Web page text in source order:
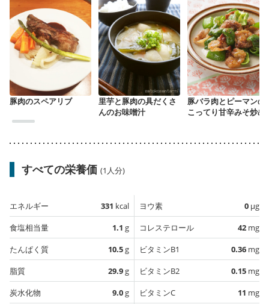
豚肉のスペアリブ
里芋と豚肉の具だくさ
んのお味噌汁
豚バラ肉とピーマンの
こってり甘辛みそ炒め
すべての栄養価 (1人分)
エネルギー 331 kcal
食塩相当量
1.1 g
たんぱく質
10.5g
脂質
29.9g
炭水化物
9.0g
ヨウ素 0 µg
コレステロール
42 mg
ビタミンB1
0.36 mg
ビタミンB2
0.15 mg
ビタミンC
11 mg